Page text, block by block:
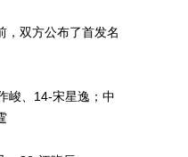
双方公布了首发名
、14-宋星逸；中